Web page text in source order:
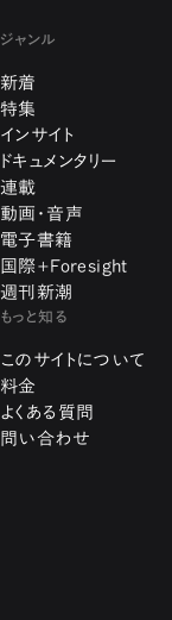
ジャンル
新着
特集
インサイト
ドキュメンタリー
連載
動画・音声
電子書籍
国際+Foresight
週刊新潮
もっと知る
このサイトについて
料金
よくある質問
問い合わせ